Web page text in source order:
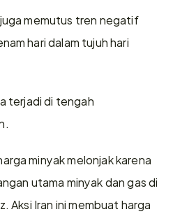
memutus tren negatif
hari dalam tujuh hari
terjadi di tengah
minyak melonjak karena
utama minyak dan gas di
Aksi Iran ini membuat harga